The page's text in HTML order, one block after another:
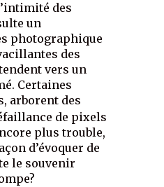
des
un
photographique
des
vers un
Certaines
arborent des
de pixels
plus trouble,
d’évoquer de
le souvenir